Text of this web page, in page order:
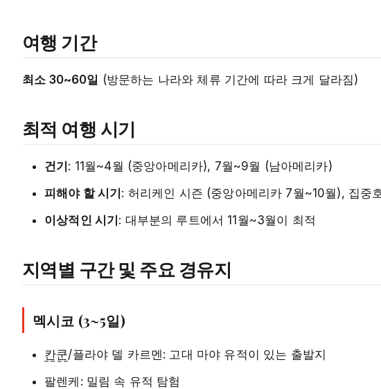
여행 기간
최소 30~60일 (방문하는 나라와 체류 기간에 따라 크게 달라짐)
최적 여행 시기
건기: 11월~4월 (중앙아메리카), 7월~9월 (남아메리카)
피해야 할 시기: 허리케인 시즌 (중앙아메리카 7월~10월), 집중
이상적인 시기: 대부분의 루트에서 11월~3월이 최적
지역별 구간 및 주요 경유지
멕시코 (3~5일)
칸쿤/플라야 델 카르멘: 고대 마야 유적이 있는 출발지
팔렌케: 밀림 속 유적 탐험